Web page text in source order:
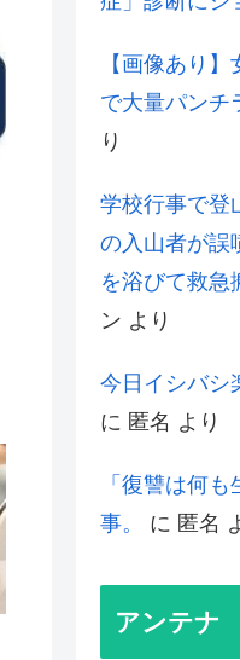
【画像あり
で大量パンチ
り
学校行事で登
の入山者が誤
を浴びて救急
ン より
今日イシバシ
に 匿名 より
「復讐は何
事。
に 匿名
アンテナ